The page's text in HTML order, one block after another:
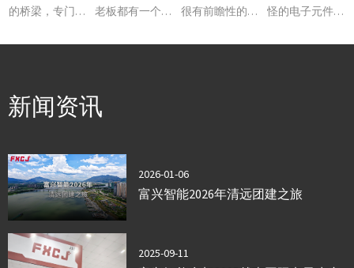
的桥梁，专门负
不同的点连起
儿都得靠它。不
求也不一样。有
的精密
老板都有一个需
生产成本。而人
降低人工成本这
啥要聊它呢？因
为它一
很有前瞻性的大
机这玩意儿，以
别说，
怪的电子元件，
是怎么“见招拆
新闻资讯
2026-01-06
富兴智能2026年清远团建之旅
2025-09-11